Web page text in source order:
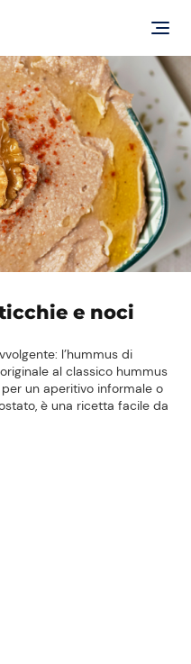
e noci
l’hummus di
al classico hummus
un aperitivo informale o
è una ricetta facile da